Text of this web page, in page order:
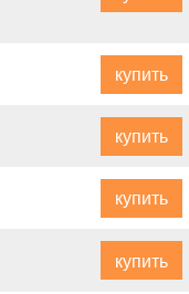
купить
купить
купить
купить